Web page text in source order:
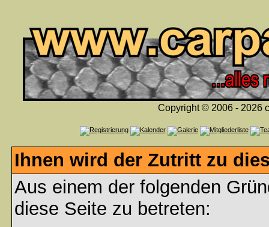
Copyright © 2006 - 2026
Ihnen wird der Zutritt zu
Aus einem der folgenden
diese Seite zu betreten: